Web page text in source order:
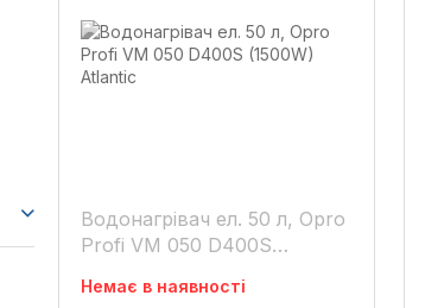
Водонагрівач ел. 50 л, Opro
Profi VM 050 D400S
Немає в наявності